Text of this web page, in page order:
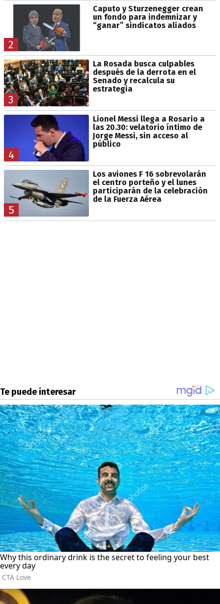
2
Caputo y Sturzenegger crean
un fondo para indemnizar y
“ganar” sindicatos aliados
3
La Rosada busca culpables
después de la derrota en el
Senado y recalcula su
estrategia
4
Lionel Messi llega a Rosario a
las 20.30: velatorio íntimo de
Jorge Messi, sin acceso al
público
5
Los aviones F 16 sobrevolarán
el centro porteño y el lunes
participarán de la celebración
de la Fuerza Aérea